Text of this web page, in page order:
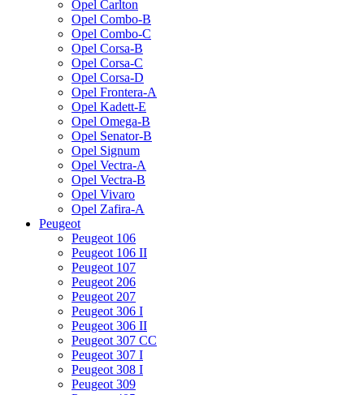
Opel Carlton
Opel Combo-B
Opel Combo-C
Opel Corsa-B
Opel Corsa-C
Opel Corsa-D
Opel Frontera-A
Opel Kadett-E
Opel Omega-B
Opel Senator-B
Opel Signum
Opel Vectra-A
Opel Vectra-B
Opel Vivaro
Opel Zafira-A
Peugeot
Peugeot 106
Peugeot 106 II
Peugeot 107
Peugeot 206
Peugeot 207
Peugeot 306 I
Peugeot 306 II
Peugeot 307 CC
Peugeot 307 I
Peugeot 308 I
Peugeot 309